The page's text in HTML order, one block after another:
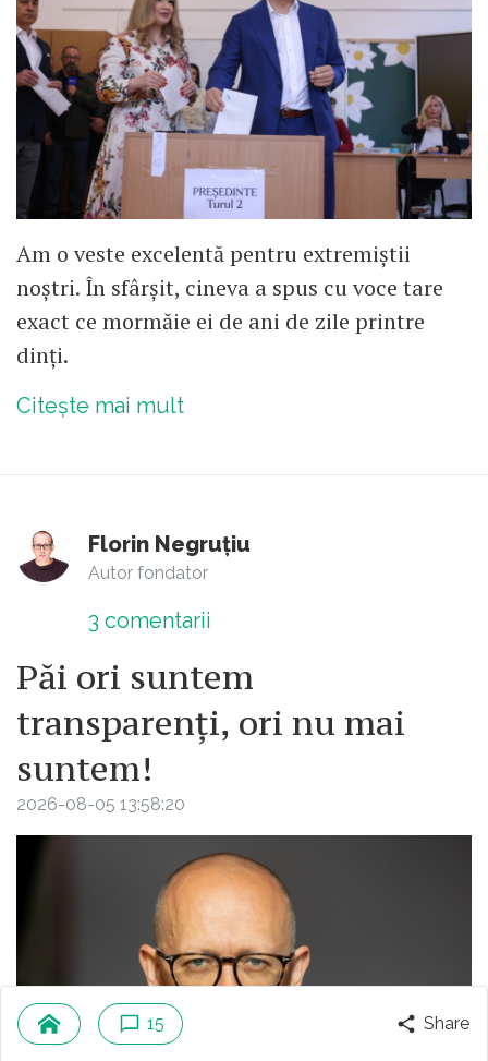
Am o veste excelentă pentru extremiștii
noștri. În sfârșit, cineva a spus cu voce tare
exact ce mormăie ei de ani de zile printre
dinți.
Citește mai mult
Florin Negruțiu
Autor fondator
3 comentarii
Păi ori suntem
transparenți, ori nu mai
suntem!
2026-08-05 13:58:20
15 Share